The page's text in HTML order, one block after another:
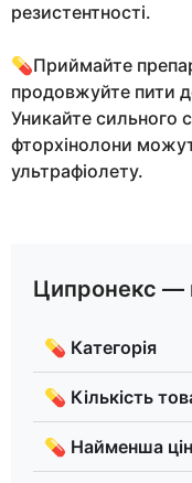
резистентності.
💊Приймайте
продовжуйте пити
Уникайте сильного
фторхінолони
ультрафіолету.
Ципронекс —
💊 Категорія
💊 Кількість
💊 Найменша